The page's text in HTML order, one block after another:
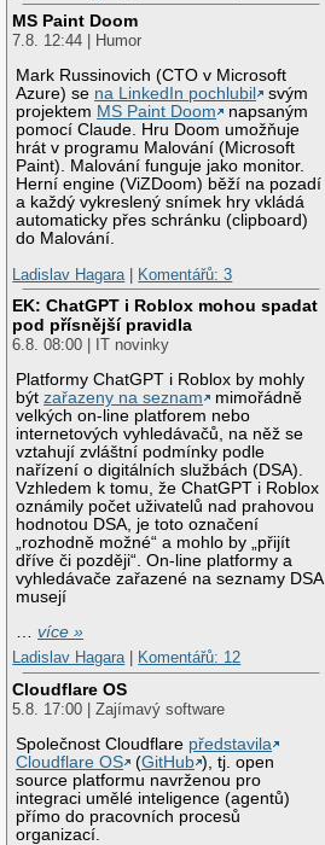
MS Paint Doom
7.8. 12:44 | Humor
Mark Russinovich (CTO v Microsoft
Azure) se na LinkedIn pochlubil
svým
projektem MS Paint Doom
napsaným
pomocí Claude. Hru Doom umožňuje
hrát v programu Malování (Microsoft
Paint). Malování funguje jako monitor.
Herní engine (ViZDoom) běží na pozadí
a každý vykreslený snímek hry vkládá
automaticky přes schránku (clipboard)
do Malování.
Ladislav Hagara
Komentářů: 3
EK: ChatGPT i Roblox mohou spadat
pod přísnější pravidla
6.8. 08:00 | IT novinky
Platformy ChatGPT i Roblox by mohly
býtzařazeny na seznam
mimořádně
velkých on-line platforem nebo
internetových vyhledávačů, na něž se
vztahují zvláštní podmínky podle
nařízení o digitálních službách (DSA).
Vzhledem k tomu, že ChatGPT i Roblox
oznámily počet uživatelů nad prahovou
hodnotou DSA, je toto označení
„rozhodně možné“ a mohlo by „přijít
dříve či později“. On-line platformy a
vyhledávače zařazené na seznamy DSA
musejí
…více »
Ladislav Hagara| Komentářů: 12
Cloudflare OS
5.8. 17:00 | Zajímavý software
Společnost Cloudflare představila
Cloudflare OS
(GitHub ), tj. open
source platformu navrženou pro
integraci umělé inteligence (agentů)
přímo do pracovních procesů
organizací.